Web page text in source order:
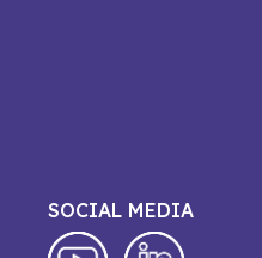
SOCIAL MEDIA